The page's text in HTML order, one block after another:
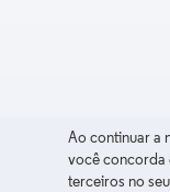
Ao continuar a
você concorda
terceiros no